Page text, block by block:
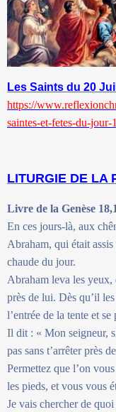
Les Saints du 20
https://
saintes-et-fetes-du-jour-
LITURGIE DE LA
Livre de la Genèse
En ces jours-là, aux
Abraham, qui était assis
chaude du jour.
Abraham leva les
près de lui. Dès qu’il
l’entrée de la tente et se
Il dit : « Mon seigneur,
pas sans t’arrêter près
Permettez que l’on
les pieds, et vous vous
Je vais chercher de